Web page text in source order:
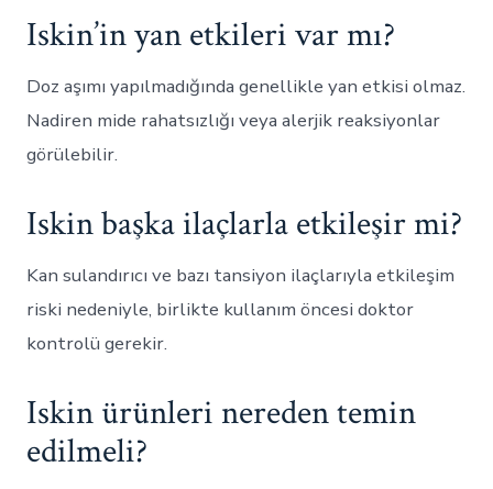
Iskin’in yan etkileri var mı?
Doz aşımı yapılmadığında genellikle yan etkisi olmaz.
Nadiren mide rahatsızlığı veya alerjik reaksiyonlar
görülebilir.
Iskin başka ilaçlarla etkileşir mi?
Kan sulandırıcı ve bazı tansiyon ilaçlarıyla etkileşim
riski nedeniyle, birlikte kullanım öncesi doktor
kontrolü gerekir.
Iskin ürünleri nereden temin
edilmeli?